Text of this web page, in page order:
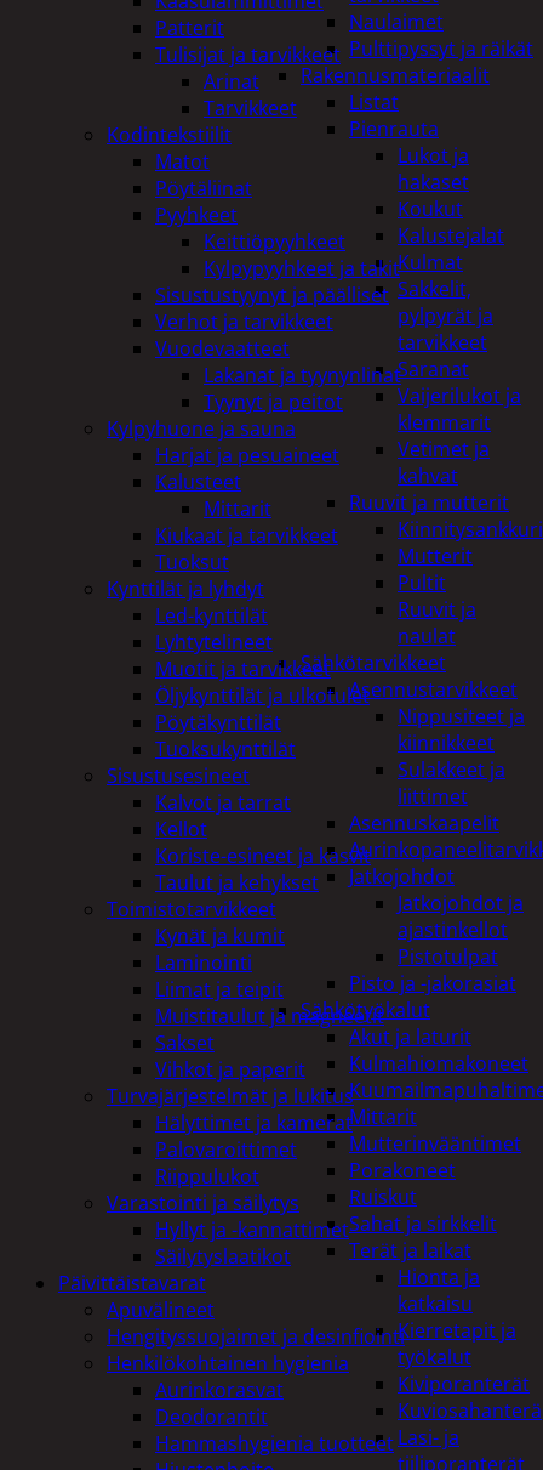
Naulaimet
Pulttipyssyt ja räikät
Rakennusmateriaalit
Listat
Pienrauta
Lukot ja
hakaset
Koukut
Kalustejalat
Kulmat
Sakkelit,
pylpyrät ja
tarvikkeet
Saranat
Vaijerilukot ja
klemmarit
Vetimet ja
kahvat
Ruuvit ja mutterit
Mutterit
Pultit
Ruuvit ja
naulat
Sähkötarvikkeet
Asennustarvikkeet
Nippusiteet ja
kiinnikkeet
Sulakkeet ja
liittimet
Asennuskaapelit
Jatkojohdot
Jatkojohdot ja
ajastinkellot
Pistotulpat
Pisto ja -jakorasiat
Sähkötyökalut
Akut ja laturit
Kulmahiomakoneet
Mittarit
Mutterinvääntimet
Porakoneet
Ruiskut
Sahat ja sirkkelit
Terät ja laikat
Hionta ja
katkaisu
Kierretapit ja
työkalut
Kiviporanterät
Kuviosahanterä
Lasi- ja
tiiliporanterät
Patterit
Tulisijat ja tarvikkeet
Arinat
Tarvikkeet
Kodintekstiilit
Matot
Pöytäliinat
Pyyhkeet
Keittiöpyyhkeet
Kylpypyyhkeet ja takit
Sisustustyynyt ja päälliset
Verhot ja tarvikkeet
Vuodevaatteet
Lakanat ja tyynynlinat
Tyynyt ja peitot
Kylpyhuone ja sauna
Harjat ja pesuaineet
Kalusteet
Mittarit
Kiukaat ja tarvikkeet
Tuoksut
Kynttilät ja lyhdyt
Led-kynttilät
Lyhtytelineet
Muotit ja tarvikkeet
Öljykynttilät ja ulkotulet
Pöytäkynttilät
Tuoksukynttilät
Sisustusesineet
Kalvot ja tarrat
Kellot
Koriste-esineet ja kasvit
Taulut ja kehykset
Toimistotarvikkeet
Kynät ja kumit
Laminointi
Liimat ja teipit
Muistitaulut ja magneetit
Sakset
Vihkot ja paperit
Turvajärjestelmät ja lukitus
Hälyttimet ja kamerat
Palovaroittimet
Riippulukot
Varastointi ja säilytys
Hyllyt ja -kannattimet
Säilytyslaatikot
Päivittäistavarat
Apuvälineet
Hengityssuojaimet ja desinfiointi
Henkilökohtainen hygienia
Aurinkorasvat
Deodorantit
Hammashygienia tuotteet